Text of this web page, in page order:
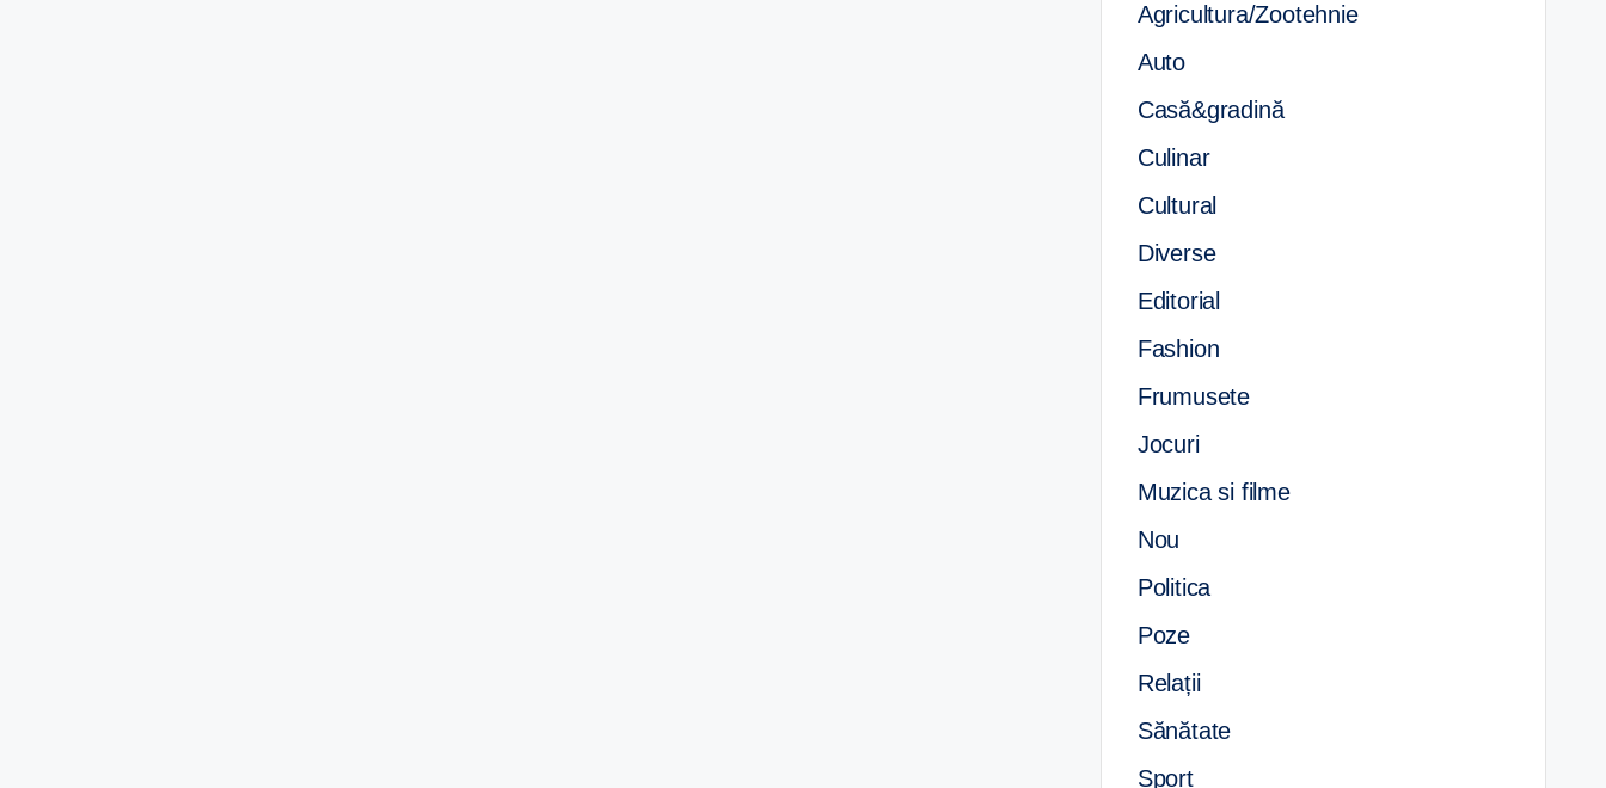
Agricultura/Zootehnie
Auto
Casă&gradină
Culinar
Cultural
Diverse
Editorial
Fashion
Frumusete
Jocuri
Muzica si filme
Nou
Politica
Poze
Relații
Sănătate
Sport